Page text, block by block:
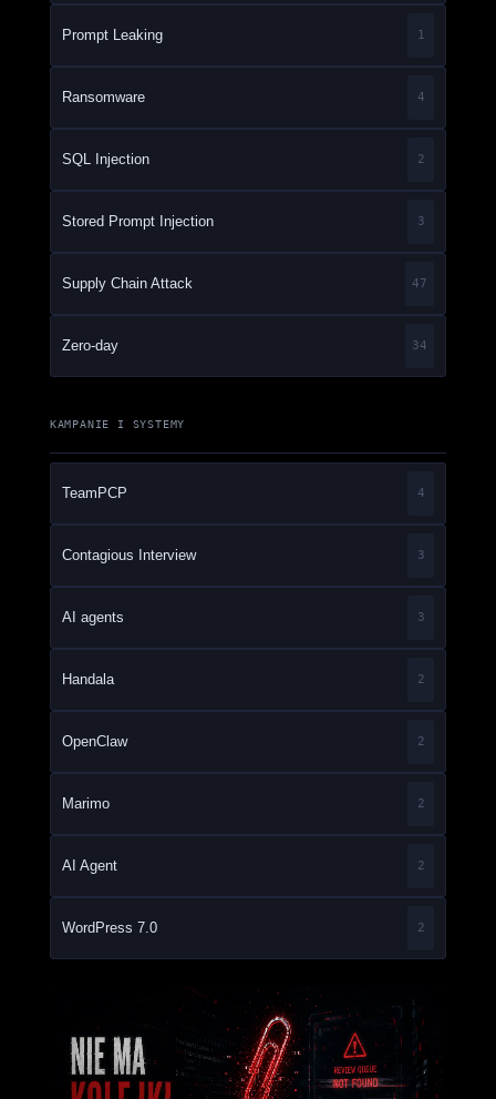
Prompt Leaking 1
Ransomware 4
SQL Injection 2
Stored Prompt Injection 3
Supply Chain Attack 47
Zero-day 34
KAMPANIE I SYSTEMY
TeamPCP 4
Contagious Interview 3
AI agents 3
Handala 2
OpenClaw 2
Marimo 2
AI Agent 2
WordPress 7.0 2